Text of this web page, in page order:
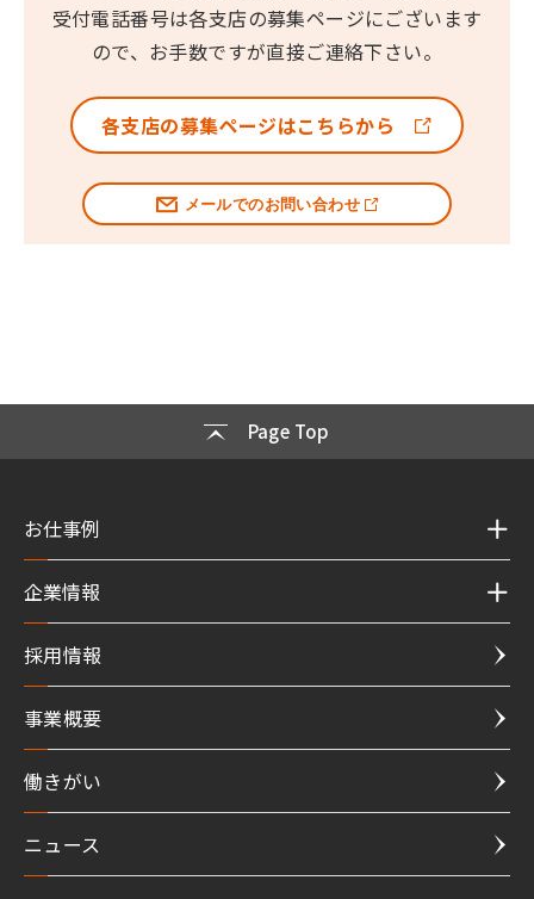
受付電話番号は各支店の募集ページにございます
ので、お手数ですが直接ご連絡下さい。
各支店の募集ページはこちらから
メールでのお問い合わせ
Page Top
お仕事例
企業情報
採用情報
事業概要
働きがい
ニュース